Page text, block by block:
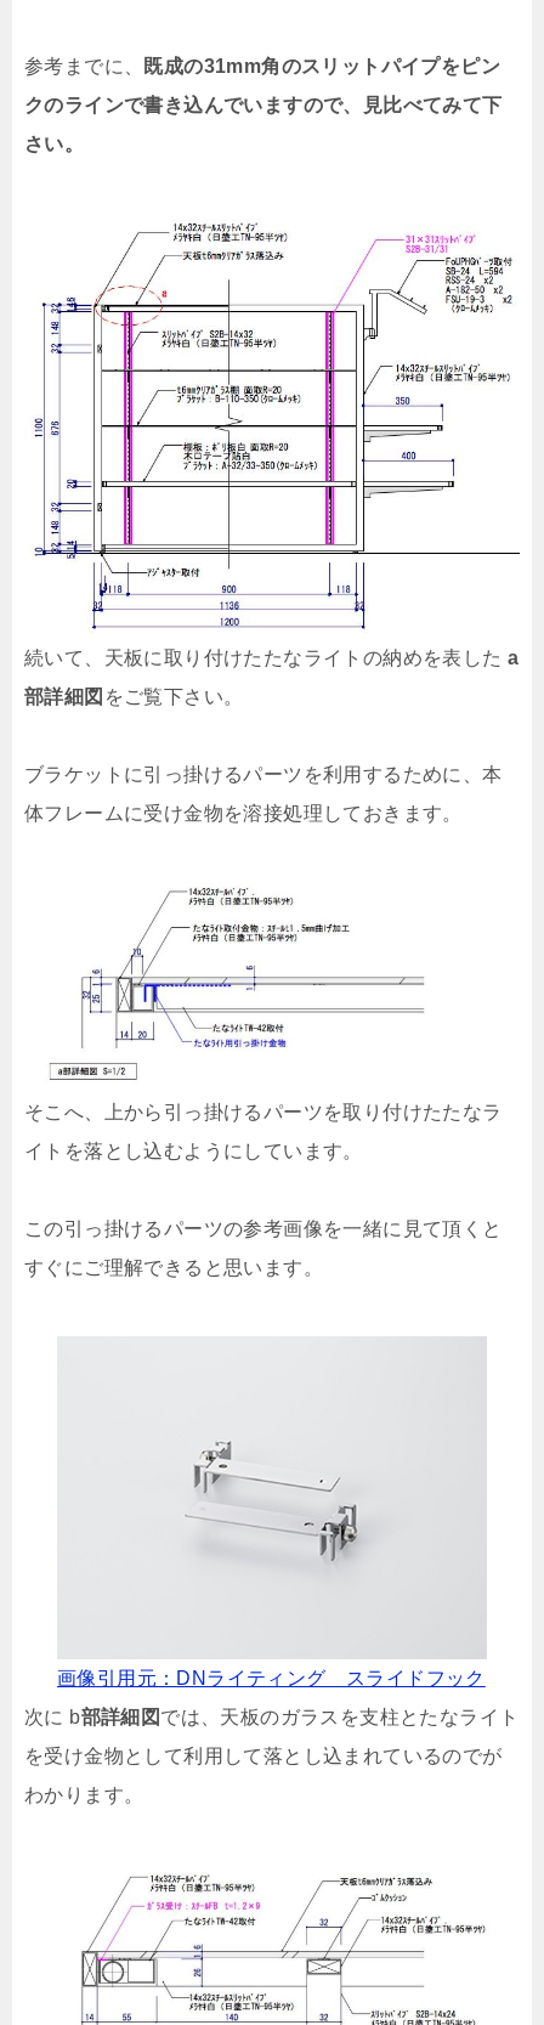
参考までに、
既成の31mm角のスリットパイプをピン
クのラインで書き込んでいますので、見比べてみて下
さい。
続いて、天板に取り付けたたなライトの納めを表した a
部詳細図 をご覧下さい。
ブラケットに引っ掛けるパーツを利用するために、本
体フレームに受け金物を溶接処理しておきます。
そこへ、上から引っ掛けるパーツを取り付けたたなラ
イトを落とし込むようにしています。
この引っ掛けるパーツの参考画像を一緒に見て頂くと
すぐにご理解できると思います。
画像引用元：DNライティング スライドフック
次に b部詳細図 では、天板のガラスを支柱とたなライト
を受け金物として利用して落とし込まれているのでが
わかります。